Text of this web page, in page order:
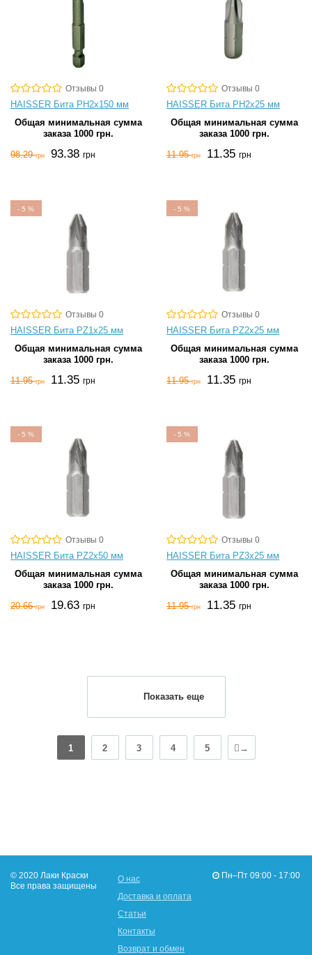
Отзывы 0
HAISSER Бита PH2х150 мм
Общая минимальная сумма
заказа 1000 грн.
98.29грн 93.38 грн
Отзывы 0
HAISSER Бита PH2х25 мм
Общая минимальная сумма
заказа 1000 грн.
11.95грн 11.35 грн
-5%
Отзывы 0
HAISSER Бита PZ1х25 мм
Общая минимальная сумма
заказа 1000 грн.
11.95грн 11.35 грн
-5%
Отзывы 0
HAISSER Бита PZ2х25 мм
Общая минимальная сумма
заказа 1000 грн.
11.95грн 11.35 грн
-5%
Отзывы 0
HAISSER Бита PZ2х50 мм
Общая минимальная сумма
заказа 1000 грн.
20.66грн 19.63 грн
-5%
Отзывы 0
HAISSER Бита PZ3х25 мм
Общая минимальная сумма
заказа 1000 грн.
11.95грн 11.35 грн
Показать еще
1 2 3 4 5 →
© 2020 Лаки Краски
Все права защищены
О нас
Доставка и оплата
Статьи
Контакты
Возврат и обмен
Пн–Пт 09:00 - 17:00